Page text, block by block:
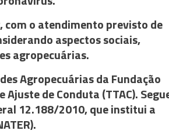
com o atendimento previsto de
aspectos sociais,
agropecuárias.
Agropecuárias da Fundação
de Conduta (TTAC).
12.188/2010, que institui a